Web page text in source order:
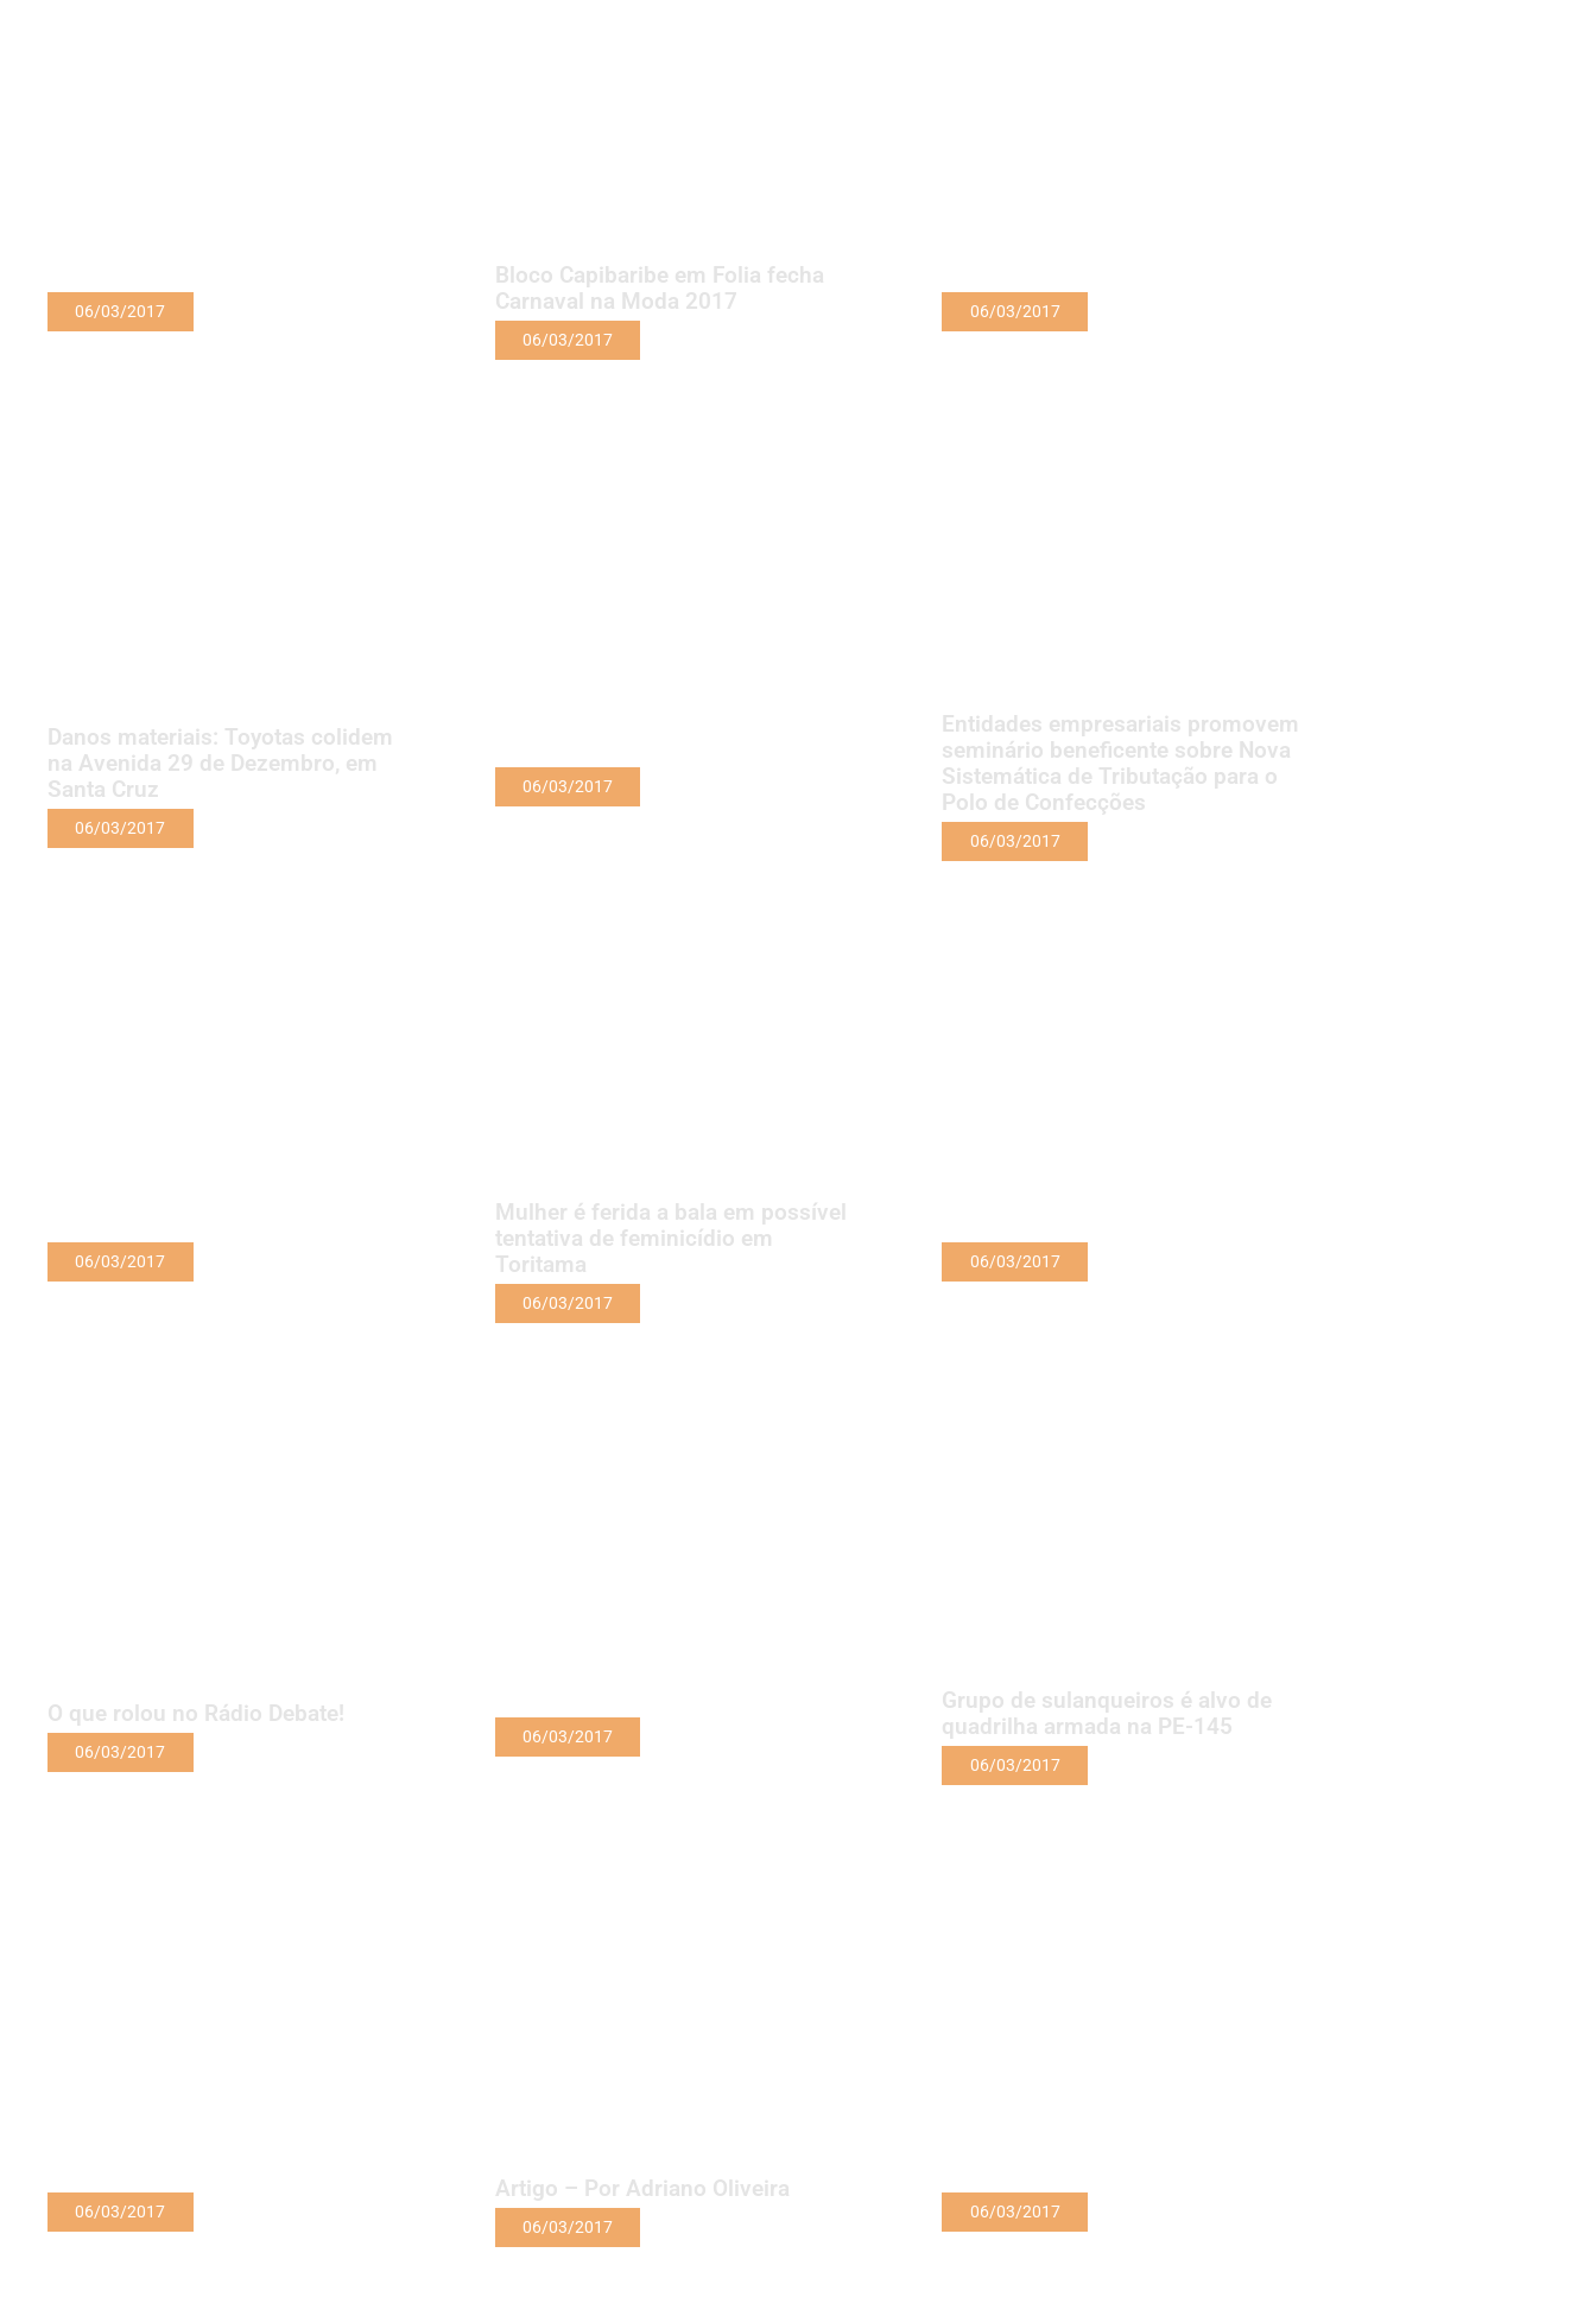
06/03/2017
Bloco Capibaribe em Folia fecha
Carnaval na Moda 2017
06/03/2017
06/03/2017
Danos materiais: Toyotas colidem
na Avenida 29 de Dezembro, em
Santa Cruz
06/03/2017
06/03/2017
Entidades empresariais promovem
seminário beneficente sobre Nova
Sistemática de Tributação para o
Polo de Confecções
06/03/2017
06/03/2017
Mulher é ferida a bala em possível
tentativa de feminicídio em
Toritama
06/03/2017
06/03/2017
O que rolou no Rádio Debate!
06/03/2017
06/03/2017
Grupo de sulanqueiros é alvo de
quadrilha armada na PE-145
06/03/2017
06/03/2017
Artigo – Por Adriano Oliveira
06/03/2017
06/03/2017